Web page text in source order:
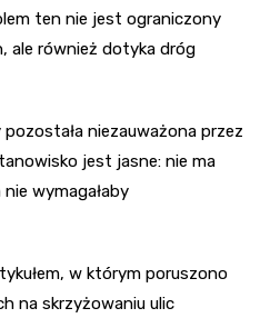
ten nie jest ograniczony
ale również dotyka dróg
niezauważona przez
jest jasne: nie ma
wymagałaby
w którym poruszono
na skrzyżowaniu ulic